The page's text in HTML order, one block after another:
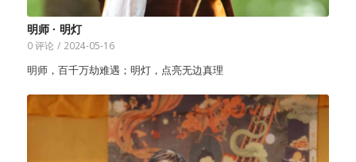
明师 · 明灯
0 评论 / 2024-05-16
明师，百千万劫难遇；明灯，点亮无边真理